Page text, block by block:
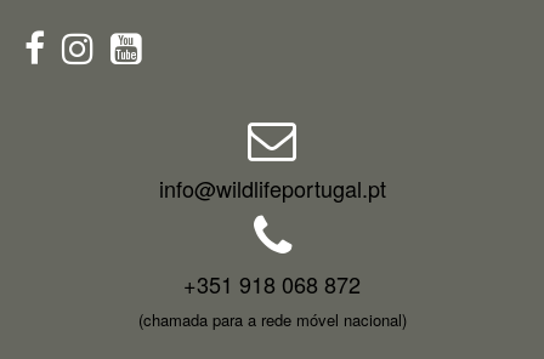
info@wildlifeportugal.pt
+351 918 068 872
(chamada para a rede móvel nacional)